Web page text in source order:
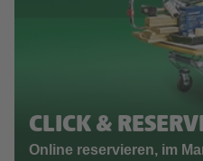
CLICK &
Online reservieren, im